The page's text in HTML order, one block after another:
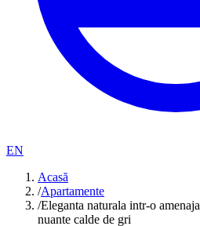
EN
Acasă
/Apartamente
/Eleganta naturala intr-o
nuante calde de gri